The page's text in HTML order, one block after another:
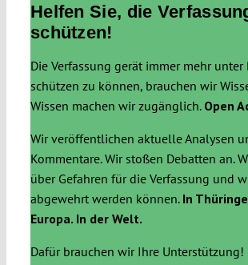
Helfen Sie, die
schützen!
Die Verfassung gerät immer mehr unter
schützen zu können, brauchen wir
Wissen machen wir zugänglich. Open
Wir veröffentlichen aktuelle Analysen
Kommentare. Wir stoßen Debatten an.
über Gefahren für die Verfassung und
abgewehrt werden können. In
Europa. In der Welt.
Dafür brauchen wir Ihre Unterstützung!